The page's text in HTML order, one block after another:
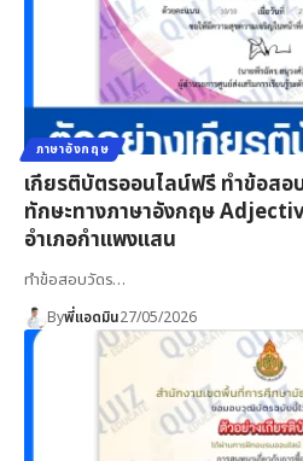
ภาษาอังกฤษ
เกียรติบัตรออนไลน์ฟรี ทำข้อสอ
ทักษะทางภาษาอังกฤษ
อำเภอกำแพงแสน
ทำข้อสอบวัดร…
Byพี่แอดมิน27/05/2026